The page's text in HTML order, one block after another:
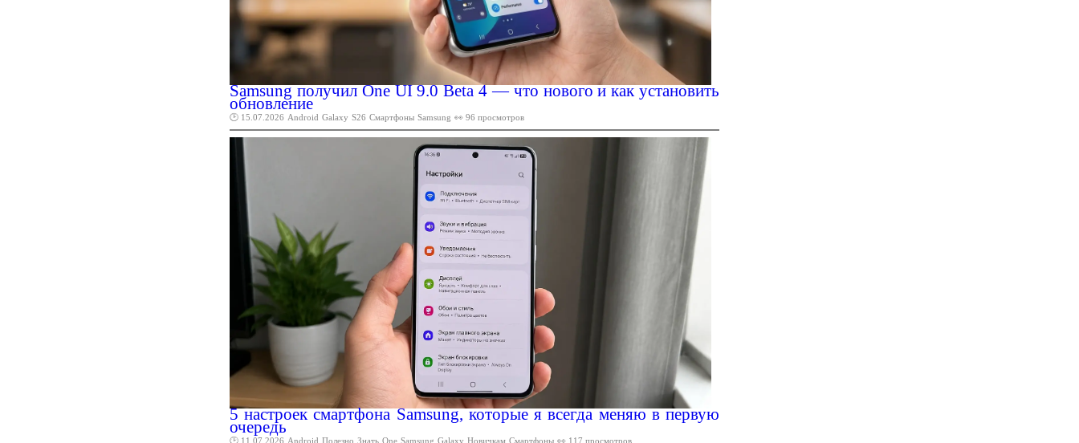
Samsung получил One UI 9.0 Beta 4 — что нового и как установить
обновление
🕑 15.07.2026 Android Galaxy S26 Смартфоны Samsung 👀 96 просмотров
5 настроек смартфона Samsung, которые я всегда меняю в первую
очередь
🕑 11.07.2026 Android Полезно Знать One Samsung Galaxy Новичкам Смартфоны 👀 117 просмотров